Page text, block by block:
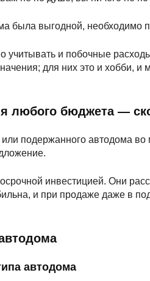
была выгодной, необходимо
и побочные
для них это и хобби, и
любого бюджета —
или подержанного автодома
инвестицией. Они
и при продаже даже в
автодома